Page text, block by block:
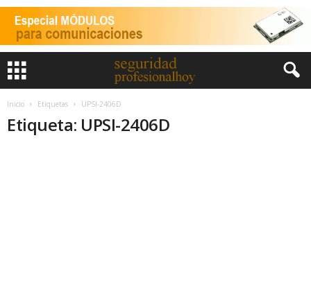
Inicio Etiquetas UPSI-2406D
Etiqueta: UPSI-2406D